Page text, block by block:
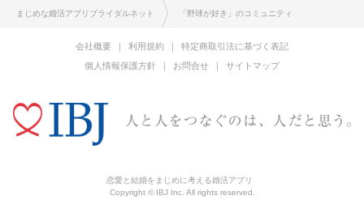
まじめな婚活アプリブライダルネット 「野球が好き」のコミュニティ
会社概要 利用規約
特定商取引法に基づく表記
個人情報保護方針
お問合せ サイトマップ
恋愛と結婚をまじめに考える婚活アプリ
Copyright © IBJ Inc. All rights reserved.